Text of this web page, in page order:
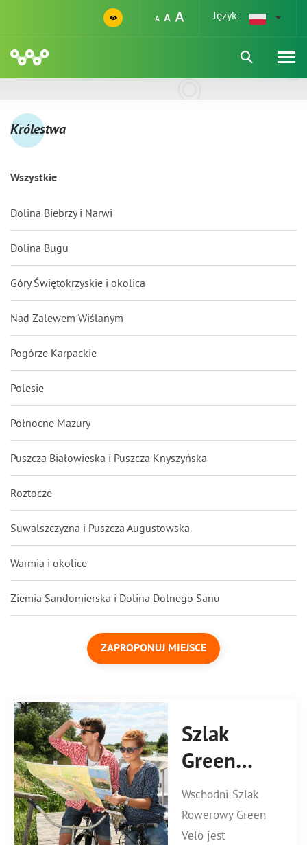
Język:
Królestwa
Wszystkie
Dolina Biebrzy i Narwi
Dolina Bugu
Góry Świętokrzyskie i okolica
Nad Zalewem Wiślanym
Pogórze Karpackie
Polesie
Północne Mazury
Puszcza Białowieska i Puszcza Knyszyńska
Roztocze
Suwalszczyzna i Puszcza Augustowska
Warmia i okolice
Ziemia Sandomierska i Dolina Dolnego Sanu
ZAPROPONUJ MIEJSCE
Szlak
Green
Velo
Wschodni Szlak
Rowerowy Green
Velo jest